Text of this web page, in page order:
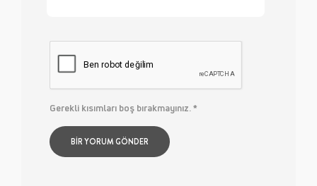
Gerekli kısımları boş bırakmayınız.*